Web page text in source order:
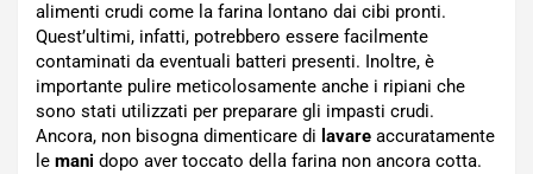
alimenti crudi come la farina lontano dai cibi pronti.
Quest’ultimi, infatti, potrebbero essere facilmente
contaminati da eventuali batteri presenti. Inoltre, è
importante pulire meticolosamente anche i ripiani che
sono stati utilizzati per preparare gli impasti crudi.
Ancora, non bisogna dimenticare di lavare accuratamente
le mani dopo aver toccato della farina non ancora cotta.